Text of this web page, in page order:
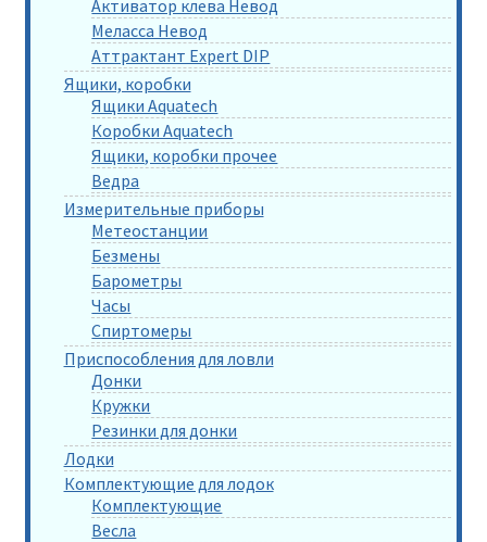
Активатор клева Невод
Меласса Невод
Аттрактант Expert DIP
Ящики, коробки
Ящики Aquatech
Коробки Aquatech
Ящики, коробки прочее
Ведра
Измерительные приборы
Метеостанции
Безмены
Барометры
Часы
Спиртомеры
Приспособления для ловли
Донки
Кружки
Резинки для донки
Лодки
Комплектующие для лодок
Комплектующие
Весла